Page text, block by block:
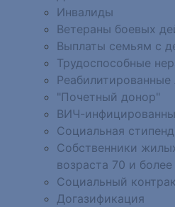
Инвалиды
Ветераны боевых
Выплаты семьям с
Трудоспособные
Реабилитированные
"Почетный донор"
ВИЧ-
Социальная
Собственники
возраста 70 и более
Социальный
Догазификация